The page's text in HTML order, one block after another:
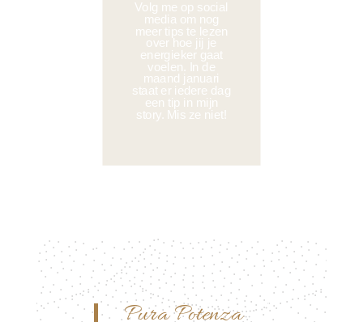
Volg me op social
media om nog
meer tips te lezen
over hoe jij je
energieker gaat
voelen. In de
maand januari
staat er iedere dag
een tip in mijn
story. Mis ze niet!
Pura Potenza